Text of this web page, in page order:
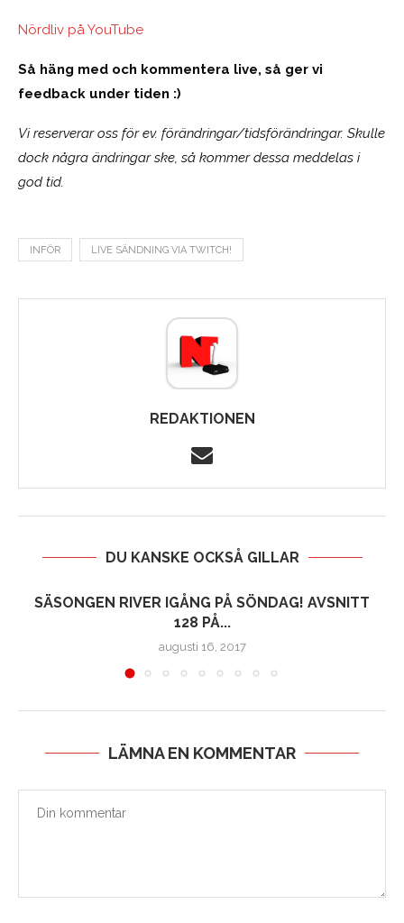
Nördliv på YouTube
Så häng med och kommentera live, så ger vi
feedback under tiden :)
Vi reserverar oss för ev. förändringar/tidsförändringar. Skulle
dock några ändringar ske, så kommer dessa meddelas i
god tid.
INFÖR LIVE SÄNDNING VIA TWITCH!
REDAKTIONEN
DU KANSKE OCKSÅ GILLAR
SÄSONGEN RIVER IGÅNG PÅ SÖNDAG! AVSNITT
128 PÅ...
augusti 16, 2017
LÄMNA EN KOMMENTAR